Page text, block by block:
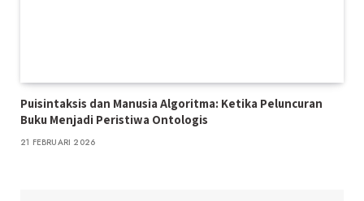
Puisintaksis dan Manusia Algoritma: Ketika Peluncuran
Buku Menjadi Peristiwa Ontologis
21 FEBRUARI 2026